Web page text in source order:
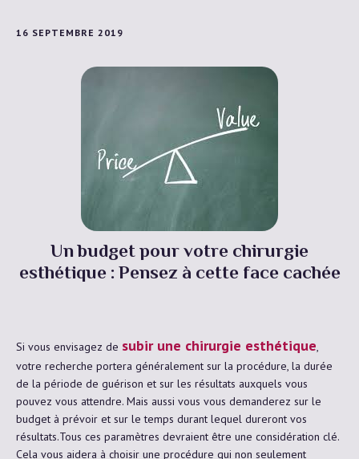
16 SEPTEMBRE 2019
Un budget pour votre chirurgie
esthétique : Pensez à cette face cachée
Si vous envisagez de subir une chirurgie esthétique,
votre recherche portera généralement sur la procédure, la durée
de la période de guérison et sur les résultats auxquels vous
pouvez vous attendre. Mais aussi vous vous demanderez sur le
budget à prévoir et sur le temps durant lequel dureront vos
résultats.Tous ces paramètres devraient être une considération clé.
Cela vous aidera à choisir une procédure qui non seulement